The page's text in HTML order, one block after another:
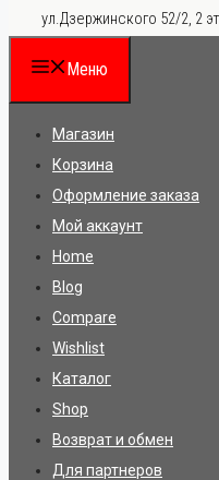
ул.Дзержинского 52/2, 2
Меню
Магазин
Корзина
Оформление заказа
Мой аккаунт
Home
Blog
Compare
Wishlist
Каталог
Shop
Возврат и обмен
Для партнеров